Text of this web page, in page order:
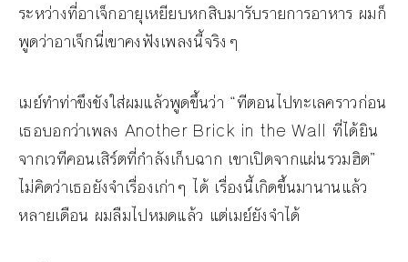
ระหว่างที่อาเจ็กอายุเหยียบหกสิบมารับรายการอาหาร ผมก็
พูดว่าอาเจ็กนี่เขาคงฟังเพลงนี้จริงๆ
เมย์ทำท่าขึงขังใส่ผมแล้วพูดขึ้นว่า “ทีตอนไปทะเลคราวก่อน
เธอบอกว่าเพลง Another Brick in the Wall ที่ได้ยิน
จากเวทีคอนเสิร์ตที่กำลังเก็บฉาก เขาเปิดจากแผ่นรวมฮิต”
ไม่คิดว่าเธอยังจำเรื่องเก่าๆ ได้ เรื่องนี้เกิดขึ้นมานานแล้ว
หลายเดือน ผมลืมไปหมดแล้ว แต่เมย์ยังจำได้